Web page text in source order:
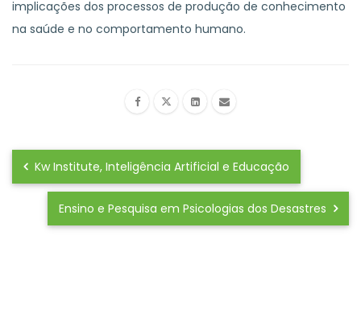
implicações dos processos de produção de conhecimento
na saúde e no comportamento humano.
Kw Institute, Inteligência Artificial e Educação
Ensino e Pesquisa em Psicologias dos Desastres